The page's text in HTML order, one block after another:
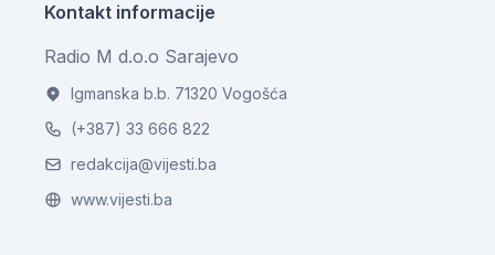
Kontakt informacije
Radio M d.o.o Sarajevo
Igmanska b.b. 71320 Vogošća
(+387) 33 666 822
redakcija@vijesti.ba
www.vijesti.ba